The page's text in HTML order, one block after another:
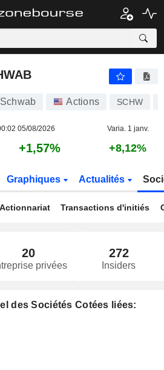
Actions SCHW
05/08/2026 Varia. 1 janv.
+1,57% +8,12%
Graphiques Actualités
Actionnariat Transactions d'initiés
20
privées
272
Insiders
des Sociétés Cotées liées: